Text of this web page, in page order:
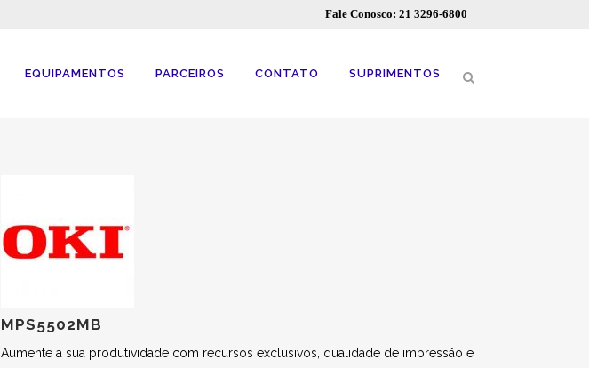
Fale Conosco: 21 3296-6800
EQUIPAMENTOS PARCEIROS CONTATO SUPRIMENTOS
MPS5502MB
Aumente a sua produtividade com recursos exclusivos, qualidade de impressão e